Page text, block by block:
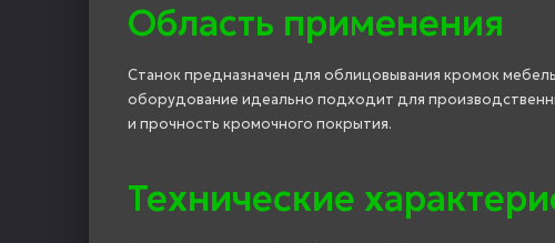
Область применения
Станок предназначен для облицовывания кромок
оборудование идеально подходит для
и прочность кромочного покрытия.
Технические